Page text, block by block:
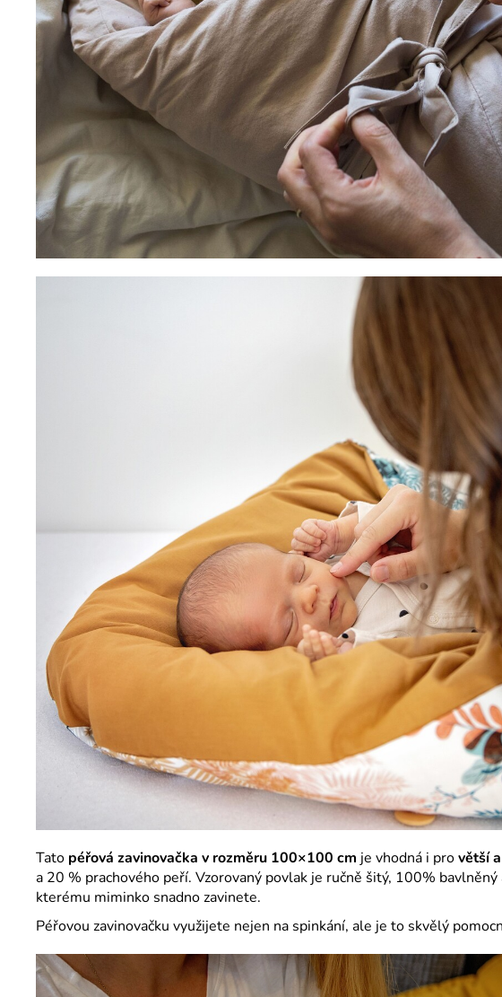
Tato péřová zavinovačka v rozměru 100×100 cm je vhodná i provětší
a 20 % prachového peří. Vzorovaný povlak je ručně šitý, 100%
kterému miminko snadno zavinete.
Péřovou zavinovačku využijete nejen na spinkání, ale je to skvělý